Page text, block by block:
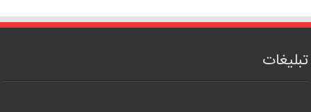
تبلیغات